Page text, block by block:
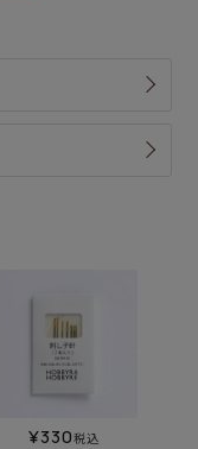
¥330税込